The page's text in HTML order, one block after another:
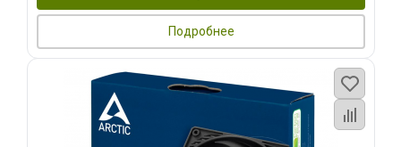
Подробнее